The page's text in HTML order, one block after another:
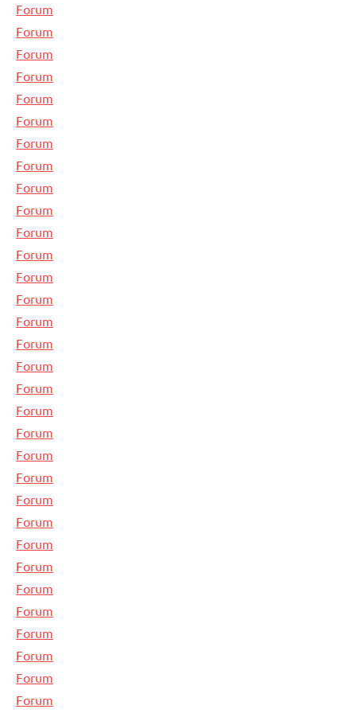
Forum
Forum
Forum
Forum
Forum
Forum
Forum
Forum
Forum
Forum
Forum
Forum
Forum
Forum
Forum
Forum
Forum
Forum
Forum
Forum
Forum
Forum
Forum
Forum
Forum
Forum
Forum
Forum
Forum
Forum
Forum
Forum